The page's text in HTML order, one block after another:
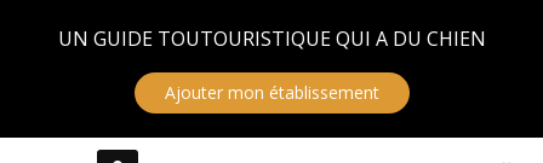
UN GUIDE TOUTOURISTIQUE QUI A DU CHIEN
Ajouter mon établissement